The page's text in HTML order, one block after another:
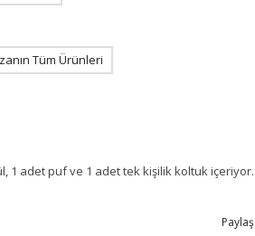
Tüm Ürünleri
1 adet puf ve 1 adet tek kişilik koltuk içeriyor.
Paylaş